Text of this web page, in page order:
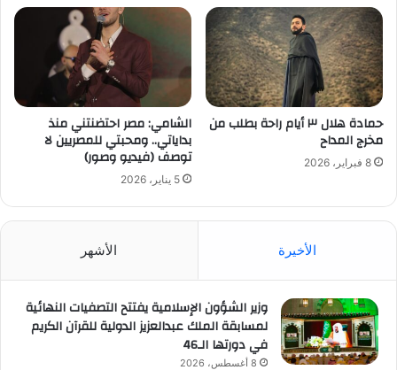
حمادة هلال ٣ أيام راحة بطلب من
مخرج المداح
8 فبراير، 2026
الشامي: مصر احتضنتني منذ
بداياتي.. ومحبتي للمصريين لا
توصف (فيديو وصور)
5 يناير، 2026
الأخيرة الأشهر
وزير الشؤون الإسلامية يفتتح التصفيات النهائية
لمسابقة الملك عبدالعزيز الدولية للقرآن الكريم
في دورتها الـ46
8 أغسطس، 2026